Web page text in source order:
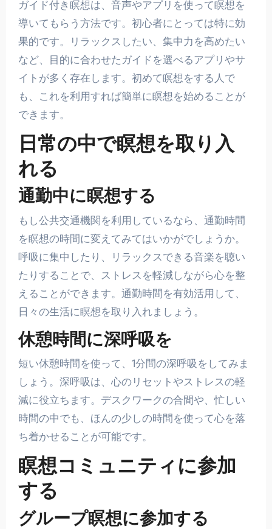
ガイド付き瞑想は、音声やアプリを使って瞑想を
導いてもらう方法です。初心者にとっては特に効
果的です。リラックスしたい、集中力を高めたい
など、目的に合わせたガイドを選べるアプリやサ
イトが多く存在します。初めて瞑想をする人で
も、これを利用すれば簡単に瞑想を始めることが
できます。
日常の中で瞑想を取り入
れる
通勤中に瞑想する
もし公共交通機関を利用しているなら、通勤時間
を瞑想の時間に変えてみてはいかがでしょうか。
呼吸に集中したり、リラックスできる音楽を聴い
たりすることで、ストレスを軽減しながら心を整
えることができます。通勤時間を有効活用して、
日々の生活に瞑想を取り入れましょう。
休憩時間に深呼吸を
短い休憩時間を使って、1分間の深呼吸をしてみま
しょう。深呼吸は、心のリセットやストレスの軽
減に役立ちます。デスクワークの合間や、忙しい
時間の中でも、ほんの少しの時間を使って心を落
ち着かせることが可能です。
瞑想コミュニティに参加
する
グループ瞑想に参加する